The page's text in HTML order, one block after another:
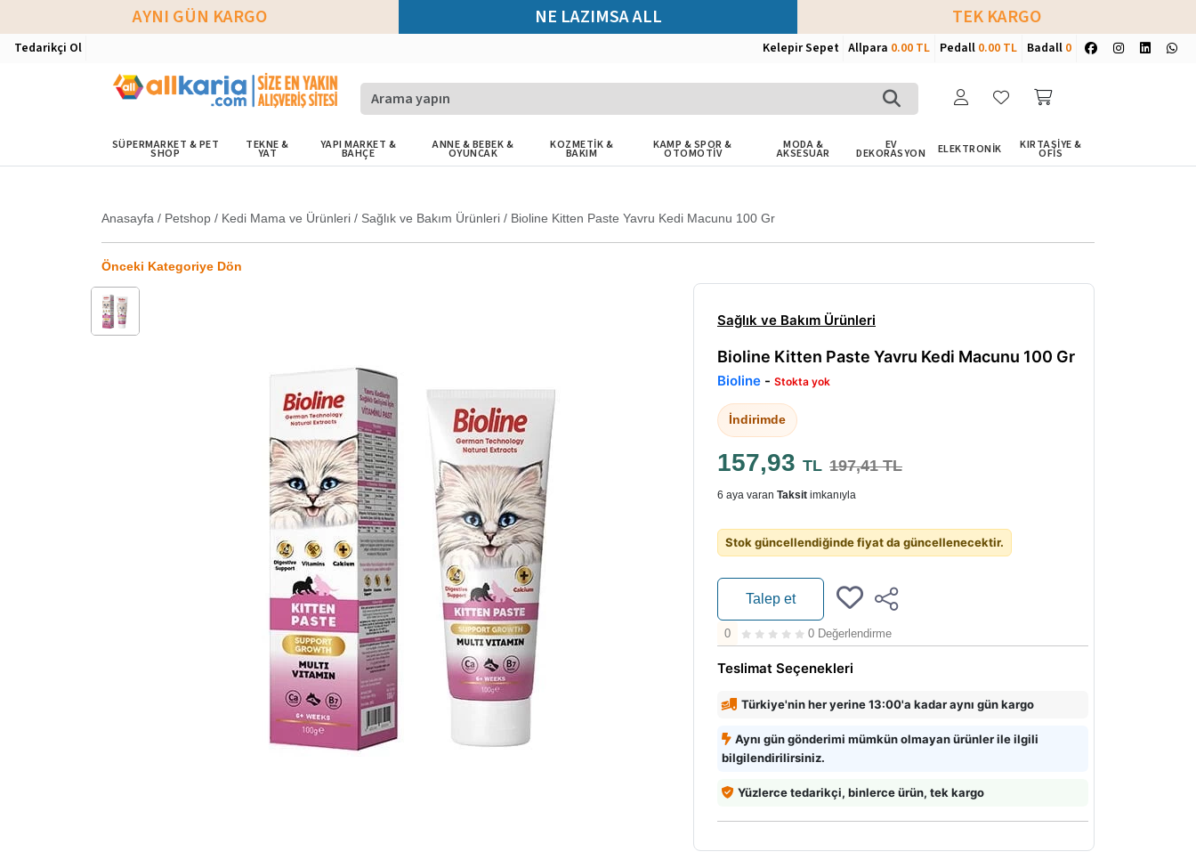
AYNI GÜN KARGO NE LAZIMSA ALL TEK KARGO
Tedarikçi Ol Kelepir Sepet Allpara 0.00 TL Pedall 0.00 TL Badall 0
SÜPERMARKET & PET
SHOP
TEKNE &
YAT
YAPI MARKET &
BAHÇE
ANNE & BEBEK &
OYUNCAK
KOZMETİK &
BAKIM
KAMP & SPOR &
OTOMOTİV
MODA &
AKSESUAR
EV
DEKORASYON ELEKTRONİK KIRTASİYE &
OFİS
Anasayfa / Petshop / Kedi Mama ve Ürünleri / Sağlık ve Bakım Ürünleri / Bioline Kitten Paste Yavru Kedi Macunu 100 Gr
Önceki Kategoriye Dön
Sağlık ve Bakım Ürünleri
Bioline Kitten Paste Yavru Kedi Macunu 100 Gr
Bioline - Stokta yok
İndirimde
157,93 TL 197,41 TL
6 aya varan Taksit imkanıyla
Stok güncellendiğinde fiyat da güncellenecektir.
Talep et
0 0 Değerlendirme
Teslimat Seçenekleri
Türkiye'nin her yerine 13:00'a kadar aynı gün kargo
Aynı gün gönderimi mümkün olmayan ürünler ile ilgili
bilgilendirilirsiniz.
Yüzlerce tedarikçi, binlerce ürün, tek kargo